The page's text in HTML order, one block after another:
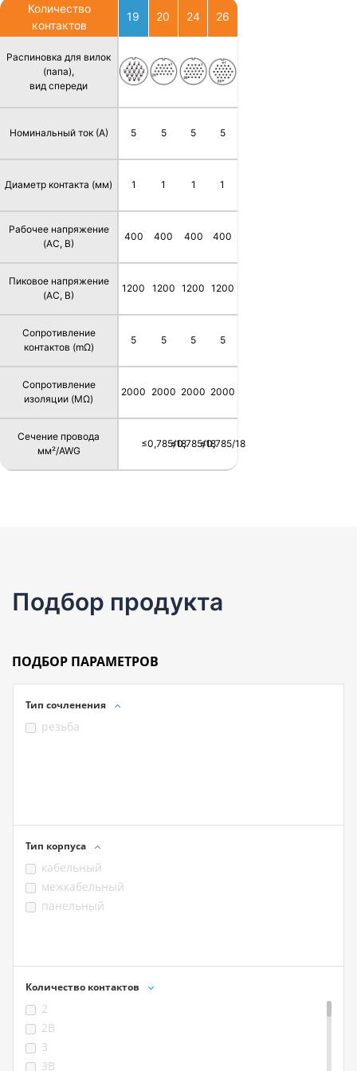
Количество
контактов
Распиновка для вилок
(папа),
вид спереди
Номинальный ток (А)
Диаметр контакта (мм)
Рабочее напряжение
(AC, В)
Пиковое напряжение
(AC, В)
Сопротивление
контактов (mΩ)
Сопротивление
изоляции (MΩ)
Сечение провода
мм²/AWG
19
5
1
400
1200
5
2000
20
5
1
400
1200
5
2000
≤0,785/18
24
5
1
400
1200
5
2000
≤0,785/18
26
5
1
400
1200
5
2000
≤0,785/18
Подбор продукта
ПОДБОР ПАРАМЕТРОВ
Тип сочленения
резьба
Тип корпуса
кабельный
межкабельный
панельный
Количество контактов
2
2B
3
3B